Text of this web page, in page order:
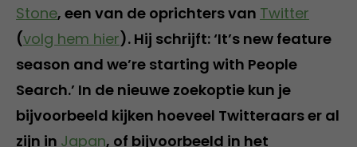
Stone, een van de oprichters van Twitter
(volg hem hier). Hij schrijft: ‘It’s new feature
season and we’re starting with People
Search.’ In de nieuwe zoekoptie kun je
bijvoorbeeld kijken hoeveel Twitteraars er al
zijn in Japan, of bijvoorbeeld in het